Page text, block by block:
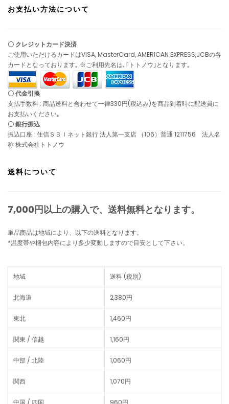
お支払い方法について
〇 クレジットカード決済
ご使用いただけるカードはVISA, MasterCard, AMERICAN EXPRESS,JCBの各
カードとなっております｡ ※ご利用先名は､｢トトノウ｣となります｡
〇 代金引換
支払手数料 : 商品送料と合わせて一律330円(税込み)を商品到着時に配送員に
お支払いください｡
〇 銀行振込
振込口座 : 住信ＳＢＩネット銀行 法人第一支店 （106）普通 1211756 法人名
称 株式会社トトノウ
送料について
7,000円以上の購入で、 送料無料となります。
単品商品は地域により、以下の送料となります。
*温度帯や梱包内容により多少変動しますので目安として下さい。
地域 送料 (税別)
北海道 2,380円
東北 1,460円
関東 / 信越 1,160円
中部 / 北陸 1,060円
関西 1,070円